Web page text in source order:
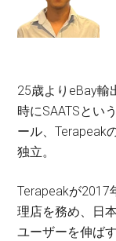
25歳よりeBay輸
時にSAATSとい
ール、Terapeak
独立。
Terapeakが2017
理店を務め、日
ユーザーを伸ば